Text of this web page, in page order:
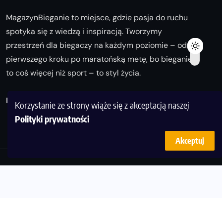
Korzystanie ze strony wiąże się z akceptacją naszej
Polityki prywatności
Akceptuj
MagazynBieganie to miejsce, gdzie pasja do ruchu
spotyka się z wiedzą i inspiracją. Tworzymy
przestrzeń dla biegaczy na każdym poziomie – od
pierwszego kroku po maratońską metę, bo bieganie
to coś więcej niż sport – to styl życia.
Biegaj z nami i odkrywaj swoją najlepszą wersję!